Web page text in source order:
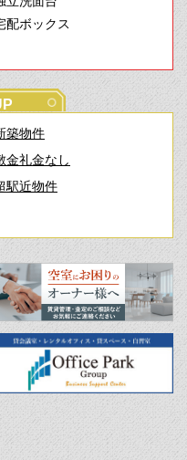
配ボックス
築物件
金礼金なし
駅近物件